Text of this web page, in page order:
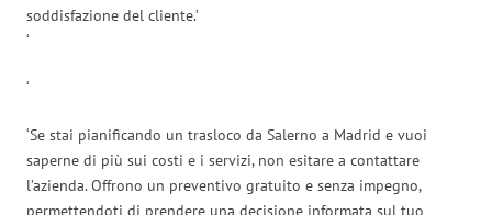
soddisfazione del cliente.’
‘
‘
‘Se stai pianificando un trasloco da Salerno a Madrid e vuoi
saperne di più sui costi e i servizi, non esitare a contattare
l’azienda. Offrono un preventivo gratuito e senza impegno,
permettendoti di prendere una decisione informata sul tuo